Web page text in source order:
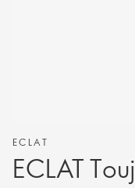
ECLAT
ECLAT